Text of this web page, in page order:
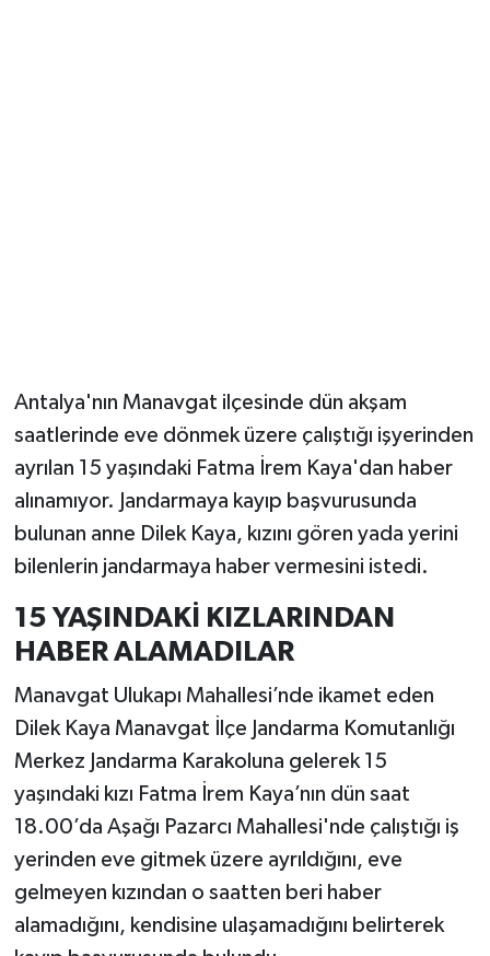
Antalya'nın Manavgat ilçesinde dün akşam
saatlerinde eve dönmek üzere çalıştığı işyerinden
ayrılan 15 yaşındaki Fatma İrem Kaya'dan haber
alınamıyor. Jandarmaya kayıp başvurusunda
bulunan anne Dilek Kaya, kızını gören yada yerini
bilenlerin jandarmaya haber vermesini istedi.
15 YAŞINDAKİ KIZLARINDAN
HABER ALAMADILAR
Manavgat Ulukapı Mahallesi’nde ikamet eden
Dilek Kaya Manavgat İlçe Jandarma Komutanlığı
Merkez Jandarma Karakoluna gelerek 15
yaşındaki kızı Fatma İrem Kaya’nın dün saat
18.00’da Aşağı Pazarcı Mahallesi'nde çalıştığı iş
yerinden eve gitmek üzere ayrıldığını, eve
gelmeyen kızından o saatten beri haber
alamadığını, kendisine ulaşamadığını belirterek